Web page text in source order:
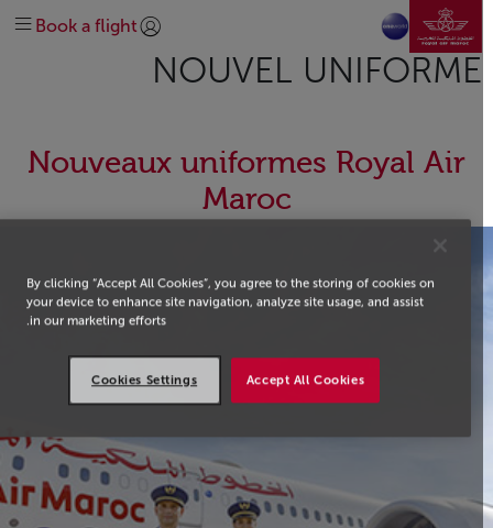
تخطي إلى المحتوى الرئيسي
انتقل إلى الصفحةتسجيل الدخول | انضم)
Book a flight
NOUVEL UNIFORME
Nouveaux uniformes Royal Air
Maroc
خطط لرحلتك
إدارة
الخدمات الإضافية
استكشاف العروض
الرائجة
وجهاتنا
explore-quicklinks-title
خريطة الرحلات
شبكة خطوطنا
في المطار
على متن الطائرة
نبذة عنا
الدرجة السياحية درجة رجال الأعمال
قبل السفر
الاحتياجات الخاصة
المساعدة والدعم
اتصل بنا
سفر فلاير
كسب الأميال واستخدامها
الحصول على المساعدة
By clicking “Accept All Cookies”, you agree to the storing of cookies on
your device to enhance site navigation, analyze site usage, and assist
in our marketing efforts.
Accept All Cookies
Cookies Settings